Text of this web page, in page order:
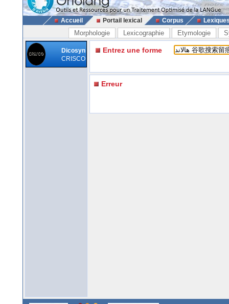
Accueil Portail lexical Corpus
Morphologie Lexicographie Etymologie
Dicosyn
CRISCO
Entrez une forme
Erreur